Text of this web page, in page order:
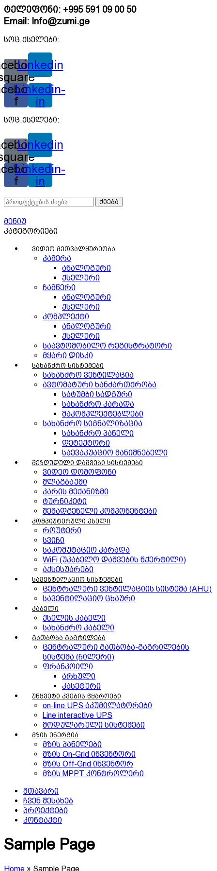
ტელეფონი: +995 591 09 00 50
Email: Info@zumi.ge
სოც.ქსელები:
Linkedin
f
Linkedin-
in
სოც.ქსელები:
Linkedin
f
Linkedin-
in
ძიება
მენიუ
კატეგორიები
ვიდეო მეთვალყურეობა
კამერა
ანალოგური
ქსელური
ჩამწერი
ანალოგური
ქსელური
კომპლექტი
ანალოგური
ქსელური
საავტომობილო რეგისტრატორი
მყარი დისკი
სახანძრო სისტემები
სახანძრო ვენტილაცია
ავტომატური ხანძართქრობა
სატუმბი სადგური
სახანძრო კარადა
მაკომპლექტებლები
სახანძრო სიგნალიზაცია
სახანძრო პანელი
დეტექტორი
საევაკუაციო მანიშნებელი
შეზღუდული დაშვები სისტემები
ვიდეო დომოფონი
შლაგბაუმი
კარის მექანიზმი
ტურნიკეტი
შემადგენელი კომპონენტები
კომპიუტერული ქსელი
როუტერი
სვიჩი
საკომუტაციო კარადა
WiFi (უკაბელო დაშვების წქერტილი)
აქსესუარები
სავენტილაციო სისტემები
ცენტრალური ვენტილაციის სისტემა (AHU)
სავენტილაციო ცხაური
კაბელი
ქსელის კაბელი
სახანძრო კაბელი
გათბობა გაგრილება
ცენტრალური გათბობა-გაგრილების
სისტემა (ჩილერი)
ფრანკოილი
არხული
კასეტური
უწყვეტი კვების წყაროები
on-line UPS აკუმილატორები
Line interactive UPS
მოდულარული სისტემები
მზის ენერგია
მზის პანელები
მზის On-Grid ინვენტორი
მზის Off-Grid ინვენტორ
მზის MPPT კონტროლერი
მთავარი
ჩვენ შესახებ
პროექტები
კონტაქტი
Sample Page
Home » Sample Page